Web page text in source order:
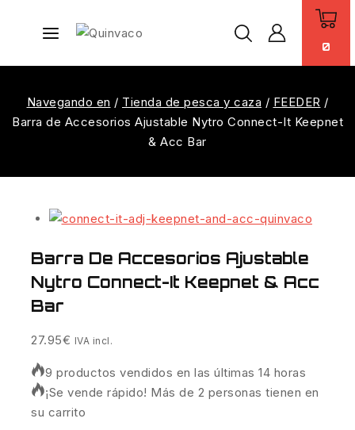
0
Navegando en / Tienda de pesca y caza / FEEDER /
Barra de Accesorios Ajustable Nytro Connect-It Keepnet
& Acc Bar
Barra De Accesorios Ajustable
Nytro Connect-It Keepnet & Acc
Bar
27.95€ IVA incl.
9 productos vendidos en las últimas 14 horas
¡Se vende rápido! Más de 2 personas tienen en
su carrito